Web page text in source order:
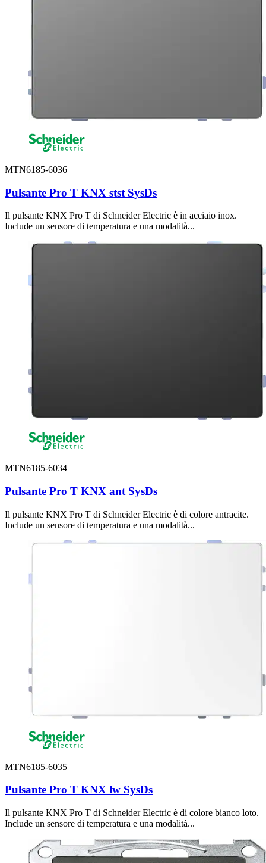
MTN6185-6036
Pulsante Pro T KNX stst SysDs
Il pulsante KNX Pro T di Schneider Electric è in acciaio inox.
Include un sensore di temperatura e una modalità...
MTN6185-6034
Pulsante Pro T KNX ant SysDs
Il pulsante KNX Pro T di Schneider Electric è di colore antracite.
Include un sensore di temperatura e una modalità...
MTN6185-6035
Pulsante Pro T KNX lw SysDs
Il pulsante KNX Pro T di Schneider Electric è di colore bianco loto.
Include un sensore di temperatura e una modalità...